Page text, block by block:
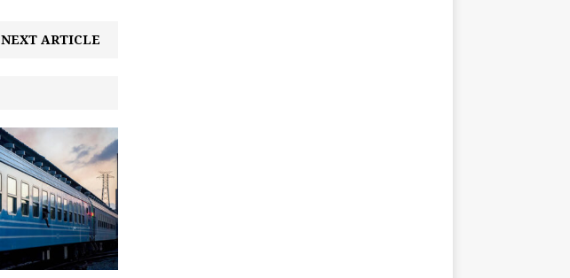
NEXT ARTICLE